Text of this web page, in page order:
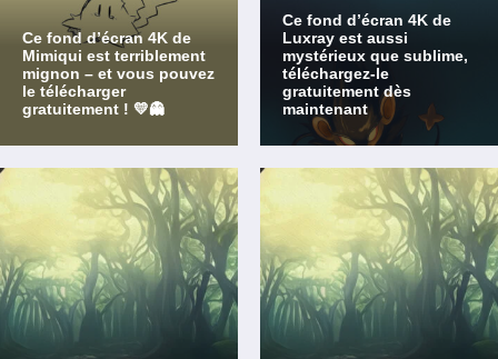
Ce fond d’écran 4K de
Mimiqui est terriblement
mignon – et vous pouvez
le télécharger
gratuitement ! 💛👻
Ce fond d’écran 4K de
Luxray est aussi
mystérieux que sublime,
téléchargez-le
gratuitement dès
maintenant